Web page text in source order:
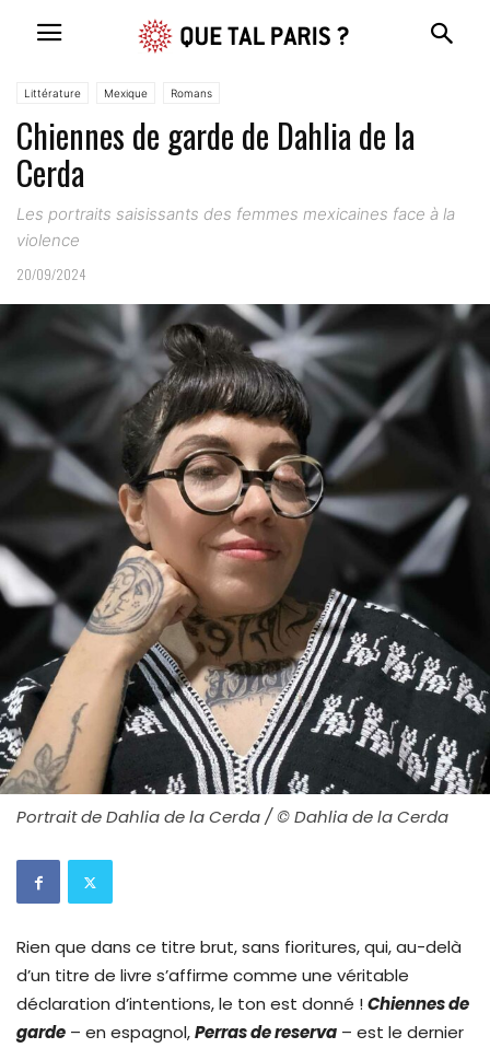
Littérature Mexique Romans
Chiennes de garde de Dahlia de la
Cerda
Les portraits saisissants des femmes mexicaines face à la
violence
20/09/2024
Portrait de Dahlia de la Cerda / © Dahlia de la Cerda
Rien que dans ce titre brut, sans fioritures, qui, au-delà
d’un titre de livre s’affirme comme une véritable
déclaration d’intentions, le ton est donné !Chiennes de
garde – en espagnol,Perras de reserva – est le dernier